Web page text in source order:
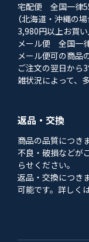
宅配便 全国一律
（北海道・沖縄の
3,980円以上お買
メール便 全国一
メール便可の商品
ご注文の翌日から
雑状況によって、
返品・交換
商品の品質につき
不良・破損などが
らせください。
返品・交換につき
可能です。詳しく